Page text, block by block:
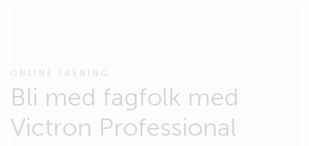
ONLINE TRENING
Bli med fagfolk med
Victron Professional